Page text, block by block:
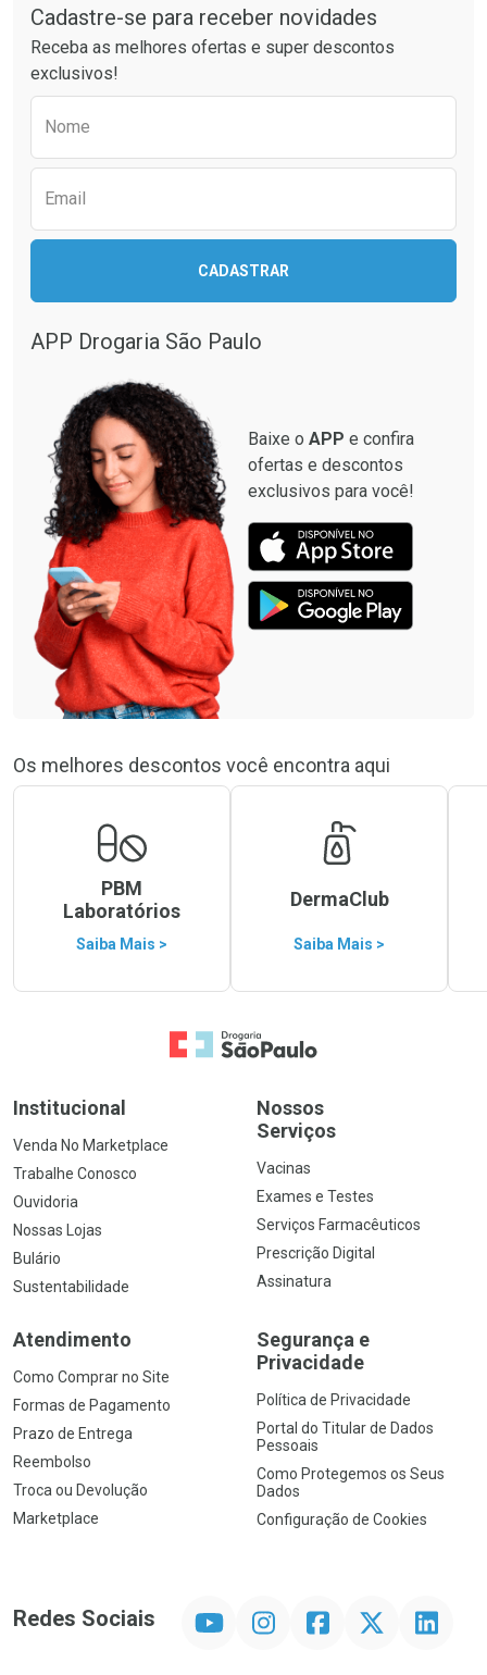
Comprar sem Desconto
Por R$ 664,02/cada
Comprar sem Desconto
Ativar Desconto
Comprar sem Desconto
Cadastre-se para receber novidades
Receba as melhores ofertas e super descontos
exclusivos!
Nome
Email
CADASTRAR
APP Drogaria São Paulo
Baixe o APP e confira
ofertas e descontos
exclusivos para você!
Os melhores descontos você encontra aqui
PBM
Laboratórios
Saiba Mais >
DermaClub
Saiba Mais >
Ir para a Home
Institucional
Venda No Marketplace
Trabalhe Conosco
Ouvidoria
Nossas Lojas
Bulário
Sustentabilidade
Nossos
Serviços
Vacinas
Exames e Testes
Serviços Farmacêuticos
Prescrição Digital
Assinatura
Atendimento
Como Comprar no Site
Formas de Pagamento
Prazo de Entrega
Reembolso
Troca ou Devolução
Marketplace
Segurança e
Privacidade
Política de Privacidade
Portal do Titular de Dados
Pessoais
Como Protegemos os Seus
Dados
Configuração de Cookies
Redes Sociais InstagramFacebookTwitter Linkedin